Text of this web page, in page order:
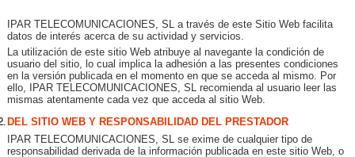
IPAR TELECOMUNICACIONES, SL a través de este Sitio Web facilita
datos de interés acerca de su actividad y servicios.
La utilización de este sitio Web atribuye al navegante la condición de
usuario del sitio, lo cual implica la adhesión a las presentes condiciones
en la versión publicada en el momento en que se acceda al mismo. Por
ello, IPAR TELECOMUNICACIONES, SL recomienda al usuario leer las
mismas atentamente cada vez que acceda al sitio Web.
DEL SITIO WEB Y RESPONSABILIDAD DEL PRESTADOR
IPAR TELECOMUNICACIONES, SL se exime de cualquier tipo de
responsabilidad derivada de la información publicada en este sitio Web, o